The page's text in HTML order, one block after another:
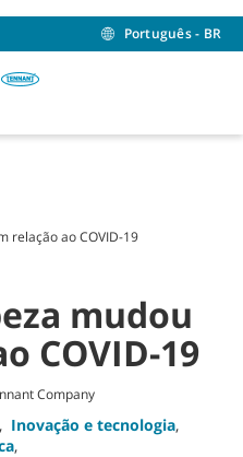
Português - BR
relação ao COVID-19
mudou
COVID-19
Company
, Inovação e tecnologia,
,